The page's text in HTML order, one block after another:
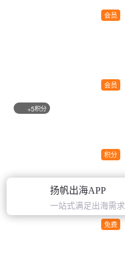
扬帆出海APP
一站式满足出海需求
会员
会员
+5积分
积分
免费